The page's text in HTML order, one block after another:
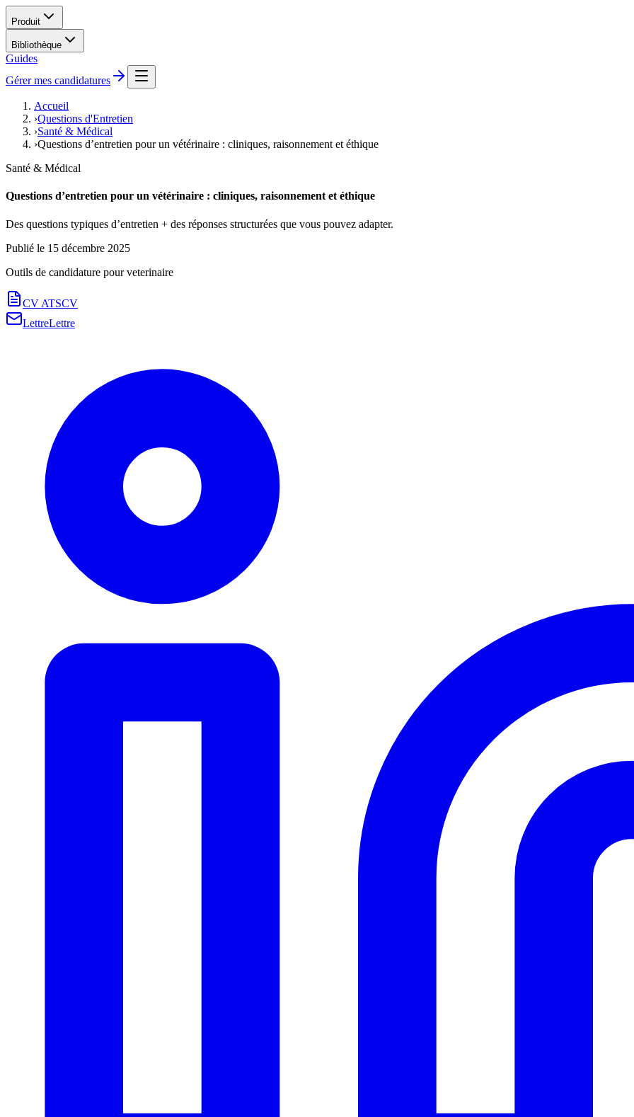
Produit
Bibliothèque
Guides
Gérer mes candidatures
Accueil
›Questions d'Entretien
›Santé & Médical
›Questions d’entretien pour un vétérinaire : cliniques, raisonnement et éthique
Santé & Médical
Questions d’entretien pour un vétérinaire : cliniques, raisonnement et éthique
Des questions typiques d’entretien + des réponses structurées que vous pouvez adapter.
Publié le 15 décembre 2025
Outils de candidature pourveterinaire
CV ATSCV
LettreLettre